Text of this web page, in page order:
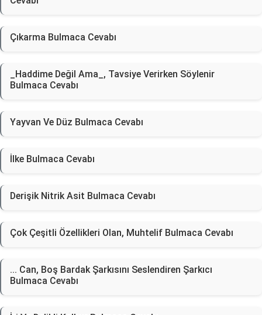
Çıkarma Bulmaca Cevabı
_Haddime Değil Ama_, Tavsiye Verirken Söylenir
Bulmaca Cevabı
Yayvan Ve Düz Bulmaca Cevabı
İlke Bulmaca Cevabı
Derişik Nitrik Asit Bulmaca Cevabı
Çok Çeşitli Özellikleri Olan, Muhtelif Bulmaca Cevabı
... Can, Boş Bardak Şarkısını Seslendiren Şarkıcı
Bulmaca Cevabı